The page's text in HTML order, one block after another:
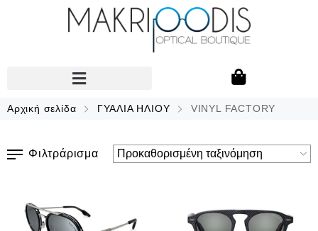
Αρχική σελίδα ΓΥΑΛΙΑ ΗΛΙΟΥ VINYL FACTORY
Φιλτράρισμα